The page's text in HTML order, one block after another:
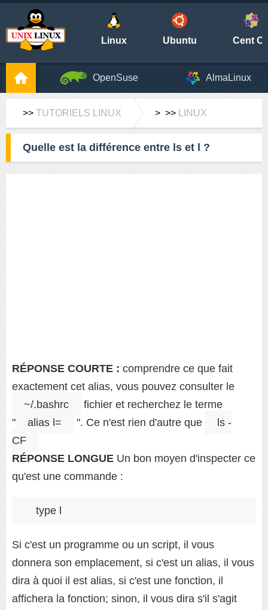
Linux Ubuntu Cent
OpenSuse AlmaLinux
>> TUTORIELS LINUX > >> LINUX
Quelle est la différence entre ls et l ?
RÉPONSE COURTE : comprendre ce que fait
exactement cet alias, vous pouvez consulter le
~/.bashrc
fichier et recherchez le terme
"
alias l= ". Ce n'est rien d'autre que
ls -
CF
RÉPONSE LONGUE Un bon moyen d'inspecter ce
qu'est une commande :
Si c'est un programme ou un script, il vous
donnera son emplacement, si c'est un alias, il vous
dira à quoi il est alias, si c'est une fonction, il
affichera la fonction; sinon, il vous dira s'il s'agit